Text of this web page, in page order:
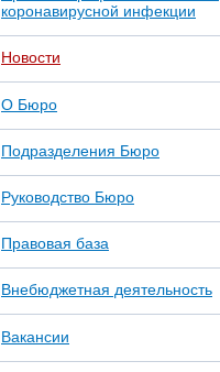
коронавирусной инфекции
Новости
О Бюро
Подразделения Бюро
Руководство Бюро
Правовая база
Внебюджетная деятельность
Вакансии